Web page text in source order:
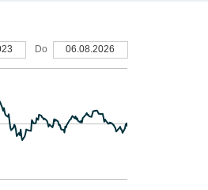
Do 06.08.2026